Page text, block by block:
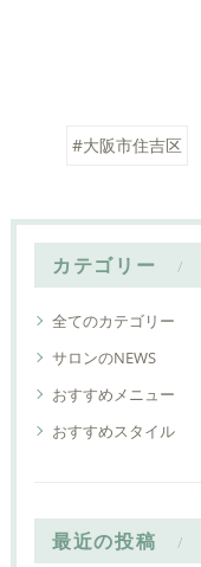
#大阪市住吉区
カテゴリー
全てのカテゴリー
サロンのNEWS
おすすめメニュー
おすすめスタイル
最近の投稿